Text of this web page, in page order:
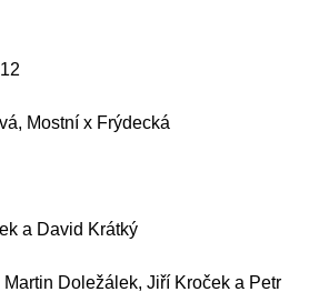
Mostní x Frýdecká
a David Krátký
Doležálek, Jiří Kroček a Petr